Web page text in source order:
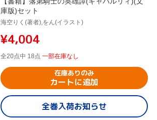
庫版)セット
海空りく(著者),をん(イラスト)
¥4,004
全20点中 18点 一部在庫なし
在庫ありのみ
カートに追加
全巻入荷お知らせ